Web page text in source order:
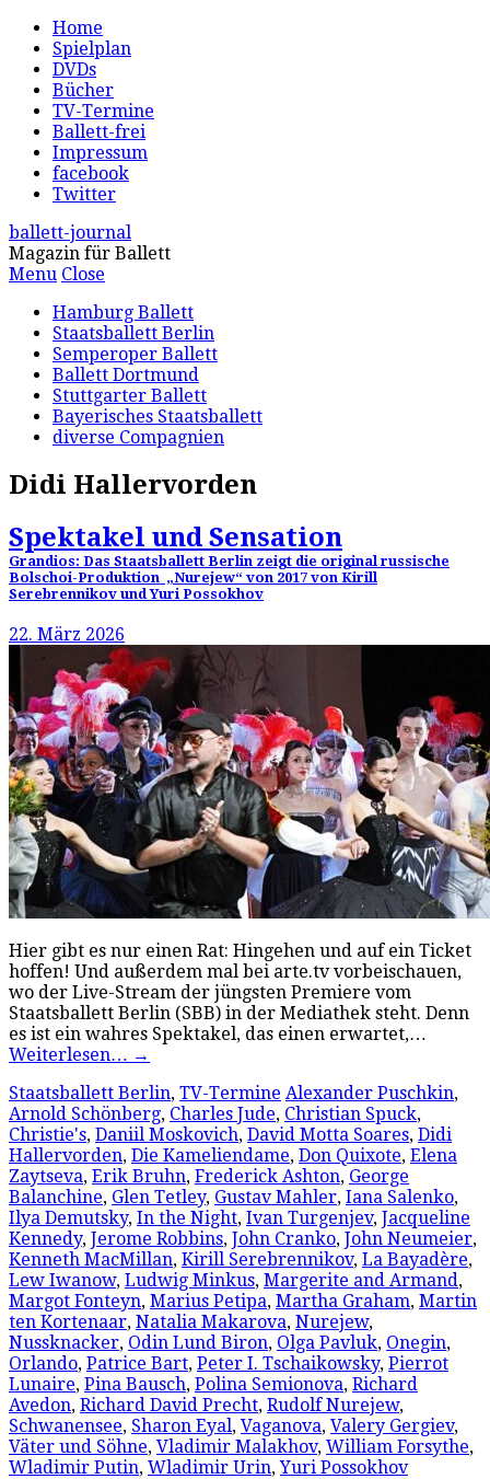
Home
Spielplan
DVDs
Bücher
TV-Termine
Ballett-frei
Impressum
facebook
Twitter
ballett-journal
Magazin für Ballett
Menu Close
Hamburg Ballett
Staatsballett Berlin
Semperoper Ballett
Ballett Dortmund
Stuttgarter Ballett
Bayerisches Staatsballett
diverse Compagnien
Didi Hallervorden
Spektakel und Sensation
Grandios: Das Staatsballett Berlin zeigt die original russische
Bolschoi-Produktion „Nurejew“ von 2017 von Kirill
Serebrennikov und Yuri Possokhov
22. März 2026
Hier gibt es nur einen Rat: Hingehen und auf ein Ticket
hoffen! Und außerdem mal bei arte.tv vorbeischauen,
wo der Live-Stream der jüngsten Premiere vom
Staatsballett Berlin (SBB) in der Mediathek steht. Denn
es ist ein wahres Spektakel, das einen erwartet,…
Weiterlesen… →
Staatsballett Berlin, TV-Termine Alexander Puschkin,
Arnold Schönberg, Charles Jude, Christian Spuck,
Christie's, Daniil Moskovich, David Motta Soares, Didi
Hallervorden, Die Kameliendame, Don Quixote, Elena
Zaytseva, Erik Bruhn, Frederick Ashton, George
Balanchine, Glen Tetley, Gustav Mahler, Iana Salenko,
Ilya Demutsky, In the Night, Ivan Turgenjev, Jacqueline
Kennedy, Jerome Robbins, John Cranko, John Neumeier,
Kenneth MacMillan, Kirill Serebrennikov, La Bayadère,
Lew Iwanow, Ludwig Minkus, Margerite and Armand,
Margot Fonteyn, Marius Petipa, Martha Graham, Martin
ten Kortenaar, Natalia Makarova, Nurejew,
Nussknacker, Odin Lund Biron, Olga Pavluk, Onegin,
Orlando, Patrice Bart, Peter I. Tschaikowsky, Pierrot
Lunaire, Pina Bausch, Polina Semionova, Richard
Avedon, Richard David Precht, Rudolf Nurejew,
Schwanensee, Sharon Eyal, Vaganova, Valery Gergiev,
Väter und Söhne, Vladimir Malakhov, William Forsythe,
Wladimir Putin, Wladimir Urin,Yuri Possokhov